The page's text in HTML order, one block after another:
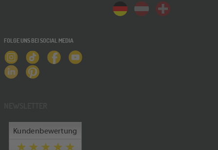
FOLGE UNS BEI SOCIAL MEDIA